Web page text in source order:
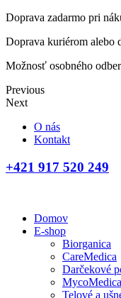
Doprava zadarmo pri
Doprava kuriérom alebo
Možnosť osobného
Previous
Next
O nás
Kontakt
+421 917 520 249
Domov
E-shop
Biorganica
CareMedica
Darčekové
MycoMedica
Telové a